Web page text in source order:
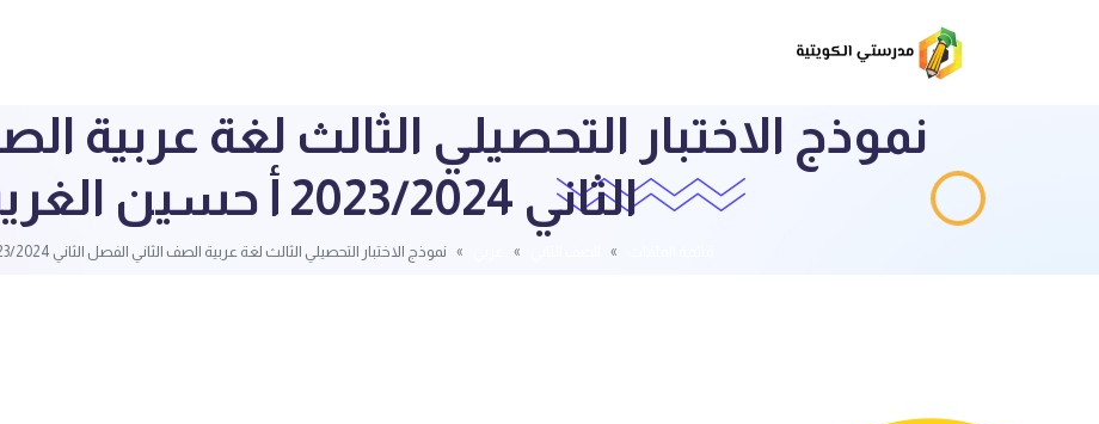
نموذج الاختبار التحصيلي الثالث لغة عربية
الثاني 2023/2024 أ حسين الغريب
نموذج الاختبار التحصيلي الثالث لغة عربية الصف الثاني الفصل الثاني 2023/2024 أ حسين الغريب